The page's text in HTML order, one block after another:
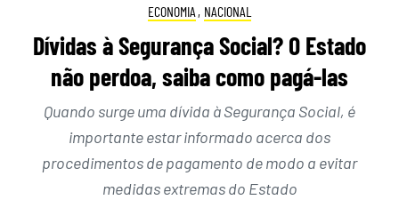
ECONOMIA , NACIONAL
Dívidas à Segurança Social? O Estado
não perdoa, saiba como pagá-las
Quando surge uma dívida à Segurança Social, é
importante estar informado acerca dos
procedimentos de pagamento de modo a evitar
medidas extremas do Estado